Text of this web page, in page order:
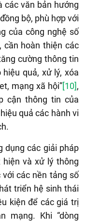
các văn bản hướng
bộ, phù hợp với
của công nghệ số
cần hoàn thiện các
cường thông tin
quả, xử lý, xóa
mạng xã hội”[10],
cận thông tin của
quả các hành vi
dụng các giải pháp
và xử lý thông
các nền tảng số
triển hệ sinh thái
kiện để các giá trị
mạng. Khi “dòng